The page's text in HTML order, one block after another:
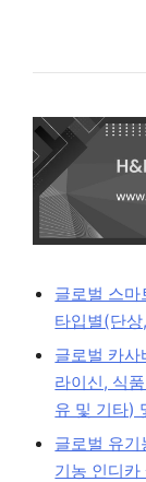
글로벌 스
타입별(단
글로벌 카
라이신, 식
유 및 기타)
글로벌 유
기농 인디